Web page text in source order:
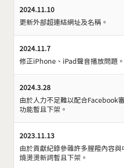
2024.11.10
更新外部超連結網址及名稱。
2024.11.7
修正iPhone、iPad聲音播放問題。
2024.3.28
由於人力不足難以配合Facebook
功能暫且下架。
2023.11.13
由於貢獻紀錄參雜許多腥羶內容與
燒燙燙新詞暫且下架。